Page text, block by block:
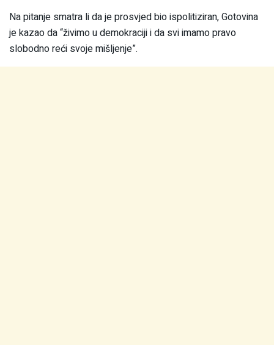
Na pitanje smatra li da je prosvjed bio ispolitiziran, Gotovina
je kazao da “živimo u demokraciji i da svi imamo pravo
slobodno reći svoje mišljenje”.